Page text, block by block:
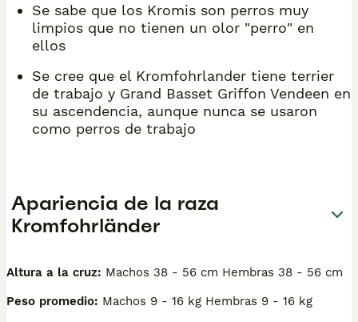
Se sabe que los Kromis son perros muy
limpios que no tienen un olor "perro" en
ellos
Se cree que el Kromfohrlander tiene terrier
de trabajo y Grand Basset Griffon Vendeen en
su ascendencia, aunque nunca se usaron
como perros de trabajo
Apariencia de la raza
Kromfohrländer
Altura a la cruz: Machos 38 - 56 cm Hembras 38 - 56 cm
Peso promedio: Machos 9 - 16 kg Hembras 9 - 16 kg